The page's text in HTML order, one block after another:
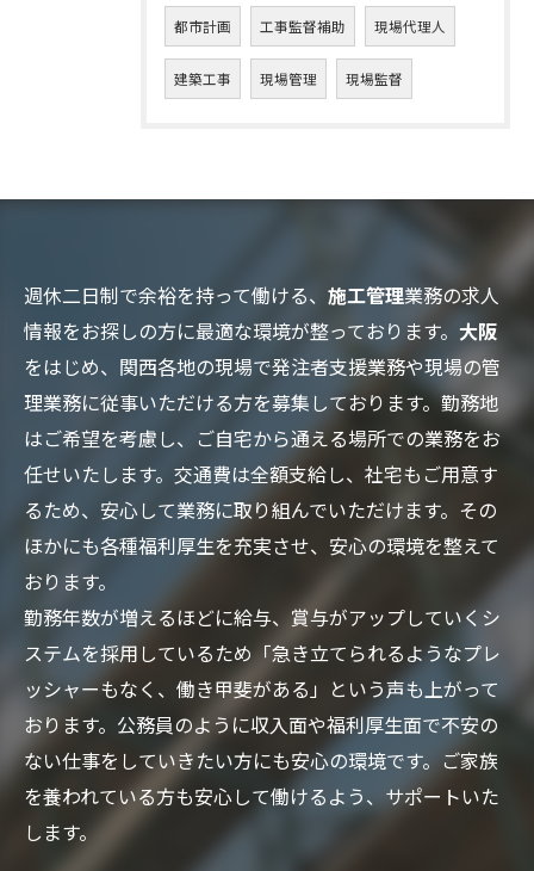
都市計画 工事監督補助 現場代理人
建築工事 現場管理 現場監督
週休二日制で余裕を持って働ける、 施工管理業務の求人
情報をお探しの方に最適な環境が整っております。 大阪
をはじめ、関西各地の現場で発注者支援業務や現場の管
理業務に従事いただける方を募集しております。勤務地
はご希望を考慮し、ご自宅から通える場所での業務をお
任せいたします。交通費は全額支給し、社宅もご用意す
るため、安心して業務に取り組んでいただけます。その
ほかにも各種福利厚生を充実させ、安心の環境を整えて
おります。
勤務年数が増えるほどに給与、賞与がアップしていくシ
ステムを採用しているため「急き立てられるようなプレ
ッシャーもなく、働き甲斐がある」という声も上がって
おります。公務員のように収入面や福利厚生面で不安の
ない仕事をしていきたい方にも安心の環境です。ご家族
を養われている方も安心して働けるよう、サポートいた
します。